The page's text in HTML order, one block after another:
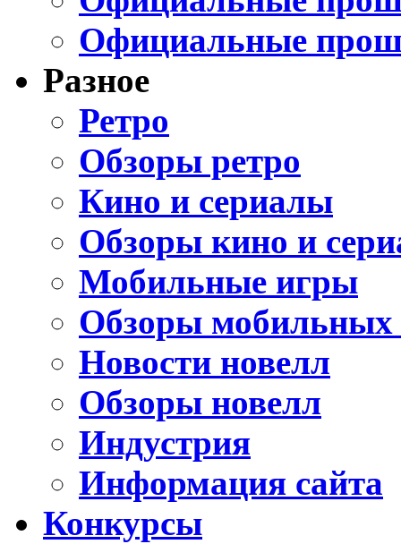
Официальные
Разное
Ретро
Обзоры ретро
Кино и сериалы
Обзоры кино и
Мобильные игры
Обзоры мобильных
Новости новелл
Обзоры новелл
Индустрия
Информация сайта
Конкурсы